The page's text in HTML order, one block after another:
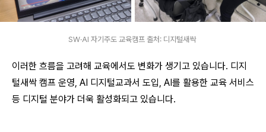
SW·AI 자기주도 교육캠프 출처: 디지털새싹
이러한 흐름을 고려해 교육에서도 변화가 생기고 있습니다. 디지
털새싹 캠프 운영, AI 디지털교과서 도입, AI를 활용한 교육 서비스
등 디지털 분야가 더욱 활성화되고 있습니다.